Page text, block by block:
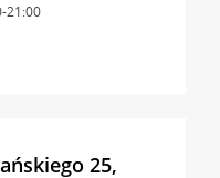
21:00
25,